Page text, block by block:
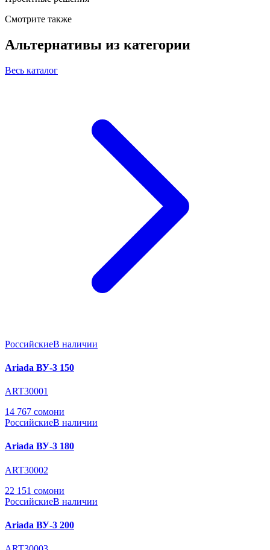
Смотрите также
Альтернативы из категории
Весь каталог
РоссийскиеВ наличии
Ariada ВУ-3 150
ART30001
14 767 сомони
РоссийскиеВ наличии
Ariada ВУ-3 180
ART30002
22 151 сомони
РоссийскиеВ наличии
Ariada ВУ-3 200